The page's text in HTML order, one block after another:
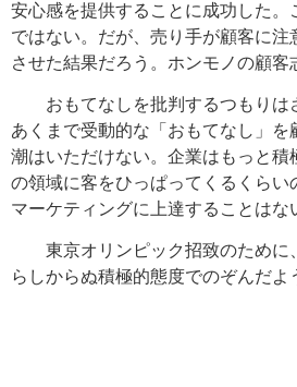
安心感を提供することに成功した。
ではない。だが、売り手が顧客に注
させた結果だろう。ホンモノの顧客
おもてなしを批判するつもりは
あくまで受動的な「おもてなし」を
潮はいただけない。企業はもっと積
の領域に客をひっぱってくるくらい
マーケティングに上達することはな
東京オリンピック招致のために
らしからぬ積極的態度でのぞんだよ